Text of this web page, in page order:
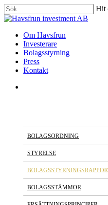
Skip
to
content
Hit
Close
search
Menu
Om Havsfrun
Investerare
Bolagsstyrning
Press
Kontakt
BOLAGSORDNING
STYRELSE
BOLAGSSTÄMMOR